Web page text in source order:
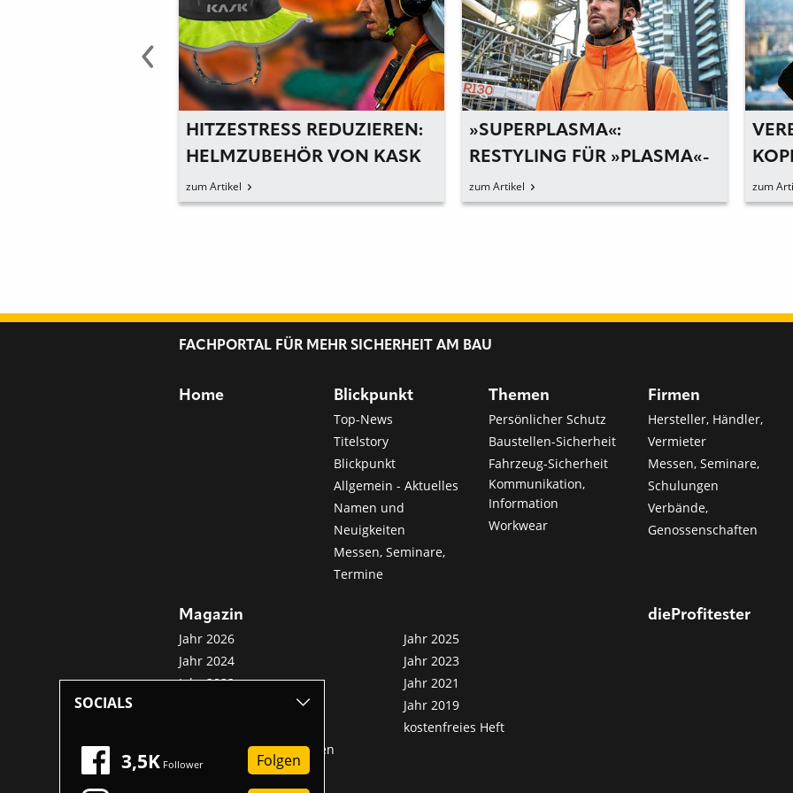
HITZESTRESS REDUZIEREN:
HELMZUBEHÖR VON KASK
zum Artikel
»SUPERPLASMA«:
RESTYLING FÜR »PLASMA«-
HELM
zum Artikel zum
FACHPORTAL FÜR MEHR SICHERHEIT AM BAU
Home Blickpunkt
Top-News
Titelstory
Blickpunkt
Allgemein - Aktuelles
Namen und
Neuigkeiten
Messen, Seminare,
Termine
Themen
Persönlicher Schutz
Baustellen-Sicherheit
Fahrzeug-Sicherheit
Kommunikation,
Information
Workwear
Firmen
Hersteller, Händler,
Vermieter
Messen, Seminare,
Schulungen
Verbände,
Genossenschaften
Magazin
Jahr 2026
Jahr 2025
Jahr 2024
Jahr 2023
Jahr 2022
Jahr 2021
Jahr 2019
kostenfreies Heft
Sonderveröffentlichungen
dieProfitester
SOCIALS
3,5K Follower Folgen